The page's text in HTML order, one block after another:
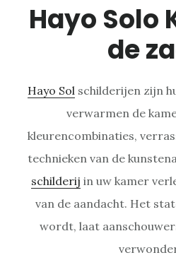
Hayo Solo
de
Hayo Sol schilderijen zijn
verwarmen de
kleurencombinaties,
technieken van de
schilderij in uw kamer
van de aandacht. Het
wordt, laat